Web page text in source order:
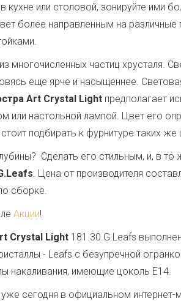
кухне или столовой, зонируйте ими
более направленным на
многочисленных частиц хрусталя.
еще ярче и насыщеннее.
Art Crystal Light предполагает
или настольной лампой. Цвет его
подбирать к фурнитуре таких
Сделать его стильным, и, в
. Цена от производителя
сборке.
Акции!
Crystal Light 181.30.G.Leafs
- Leafs с безупречной
накаливания, имеющие цоколь E14.
сегодня в официальном